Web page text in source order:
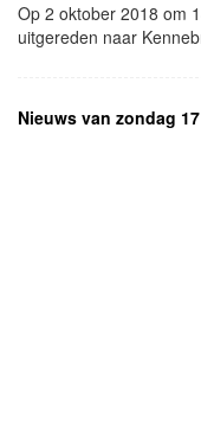
Op 2 oktober 2018 om
uitgereden naar
Nieuws van zondag